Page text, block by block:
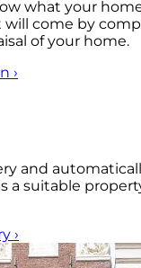
what your
will come by
of your home.
›
and
a suitable
›